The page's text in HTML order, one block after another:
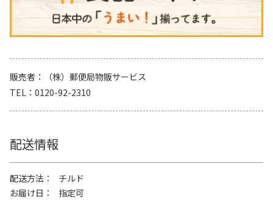
販売者
（株）郵便局物販サービス
TEL
0120-92-2310
配送情報
配送方法
チルド
お届け日
指定可